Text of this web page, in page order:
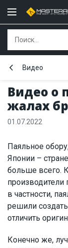
Видео о
жалах
Видео
01.07.2022
Паяльное
Японии –
больше всего.
производители
в частности,
решили
отличить
Конечно же,